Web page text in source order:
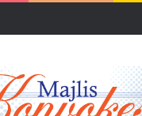
kepada PELAJAR